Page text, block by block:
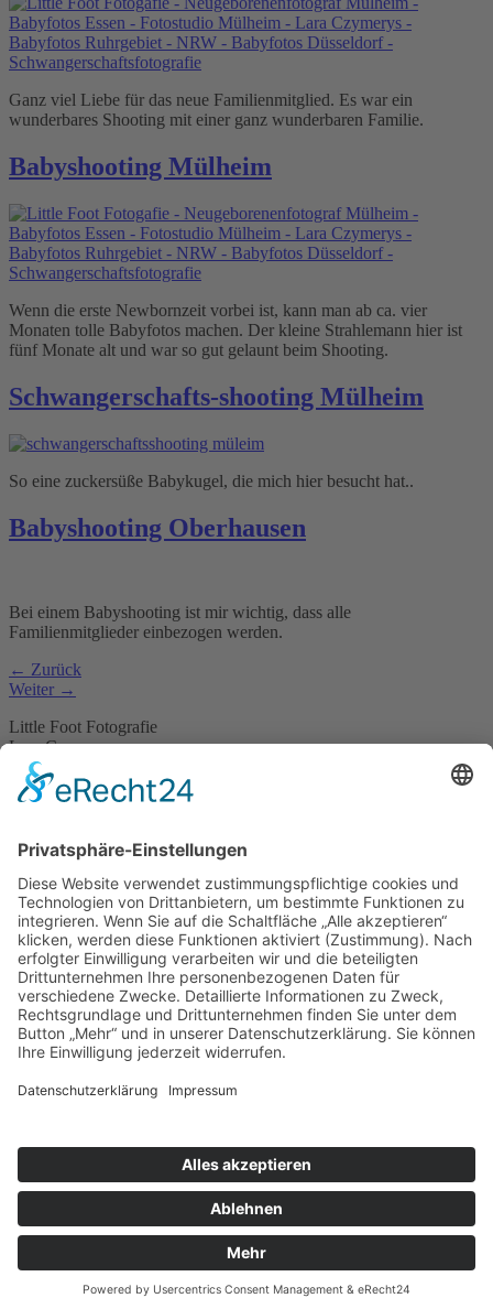
Ganz viel Liebe für das neue Familienmitglied. Es war ein
wunderbares Shooting mit einer ganz wunderbaren Familie.
Babyshooting Mülheim
Wenn die erste Newbornzeit vorbei ist, kann man ab ca. vier
Monaten tolle Babyfotos machen. Der kleine Strahlemann hier ist
fünf Monate alt und war so gut gelaunt beim Shooting.
Schwangerschafts-shooting Mülheim
So eine zuckersüße Babykugel, die mich hier besucht hat..
Babyshooting Oberhausen
Bei einem Babyshooting ist mir wichtig, dass alle
Familienmitglieder einbezogen werden.
← Zurück
Weiter →
Little Foot Fotografie
Lara Czymerys
Martinstraße 15
45473 Mülheim an der Ruhr
Telefon . 0208 – 778 666 56
Mobil . 0176 – 244 86 222
E-Mail . info@littlefoot-fotografie.de
Impressum
Datenschutz
Cookie-Einstellungen
Home
Pakete & Preise
Newborn
Babybauch
Über mich
Schreib mir…